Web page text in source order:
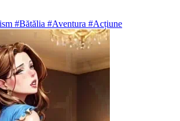
#Bătălia #Aventura #Acțiune